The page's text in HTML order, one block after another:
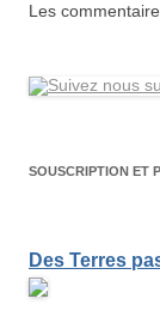
Les
SOUSCRIPTION ET
Des Terres